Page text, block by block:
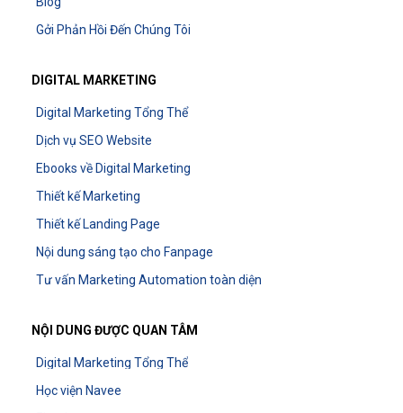
Gởi Phản Hồi Đến Chúng Tôi
DIGITAL MARKETING
Digital Marketing Tổng Thể
Dịch vụ SEO Website
Ebooks về Digital Marketing
Thiết kế Marketing
Thiết kế Landing Page
Nội dung sáng tạo cho Fanpage
Tư vấn Marketing Automation toàn diện
NỘI DUNG ĐƯỢC QUAN TÂM
Digital Marketing Tổng Thể
Học viện Navee